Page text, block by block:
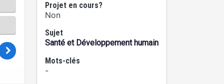
Projet en cours?
Non
Sujet
Santé et Développement humain
Mots-clés
-